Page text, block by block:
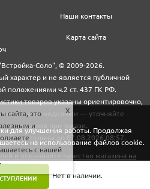
Нет в наличии.
Наши контакты
Карта сайта
Соло", © 2009-2026.
характер и не является публичной
положениями ч.2 ст. 437 ГК РФ.
товаров указаны ориентировочно,
моделями — уточняйте
при заказе.
до 07.08.2026 08:57.
для улучшения работы. Продолжая
на использование файлов cookie.
сайта, это
и
с нашей
.